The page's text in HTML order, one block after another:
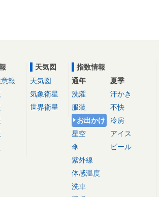
報
天気図
天気図
気象衛星
世界衛星
指数情報
通年
洗濯
服装
お出かけ
星空
傘
紫外線
体感温度
洗車
夏季
汗かき
不快
冷房
アイス
ビール